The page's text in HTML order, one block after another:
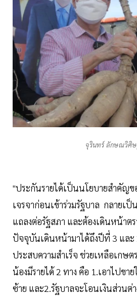
จุรินทร์ ลักษณวิศิ
"ประกันรายได้เป็นนโยบายสำคัญ
เจรจาก่อนเข้าร่วมรัฐบาล กลายเ
แถลงต่อรัฐสภา และต้องเดินหน้าต
ปัจจุบันเดินหน้ามาได้ถึงปีที่ 3 และ
ประสบความสำเร็จ ช่วยเหลือเกษ
น้องมีรายได้ 2 ทาง คือ 1.เอาไปขา
ซ้าย และ2.รัฐบาลจะโอนเงินส่วน